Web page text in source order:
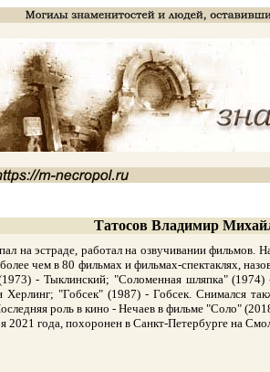
Татосов Владимир
на эстраде, работал на озвучивании
чем в 80 фильмах и фильмах-спектаклях,
- Тыклинский; "Соломенная шляпка"
"Гобсек" (1987) - Гобсек. Снимался
роль в кино - Нечаев в фильме "Соло"
года, похоронен в Санкт-Петербурге на